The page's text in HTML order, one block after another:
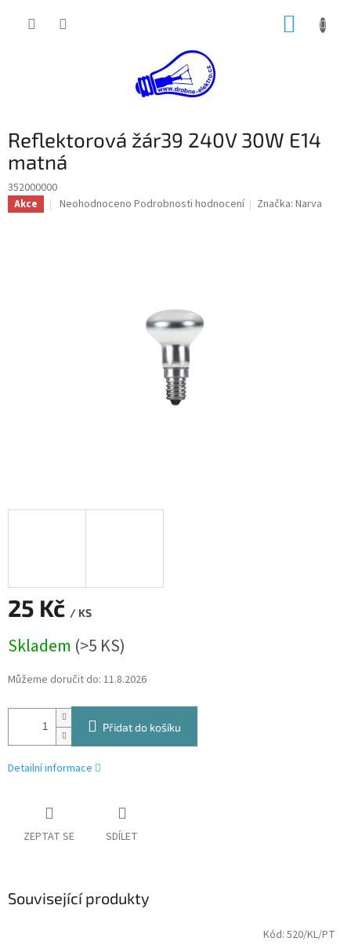
Reflektorová žár39 240V 30W E14
matná
352000000
Akce
Průměrné
Neohodnoceno Podrobnosti hodnocení Značka:Narva
25 Kč / KS
cena:
Skladem (>5 KS)
Můžeme doručit do: 11.8.2026
Přidat do košíku
Detailní informace
ZEPTAT SE SDÍLET
Související produkty
Kód: 520/KL/PT